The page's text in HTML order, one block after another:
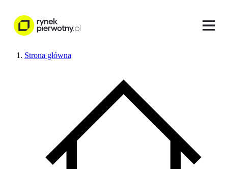
Strona główna